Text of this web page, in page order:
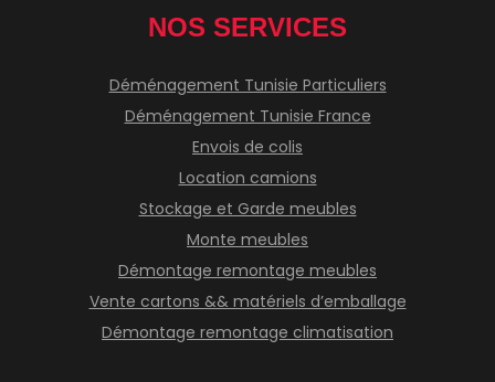
NOS SERVICES
Déménagement Tunisie Particuliers
Déménagement Tunisie France
Envois de colis
Location camions
Stockage et Garde meubles
Monte meubles
Démontage remontage meubles
Vente cartons && matériels d’emballage
Démontage remontage climatisation